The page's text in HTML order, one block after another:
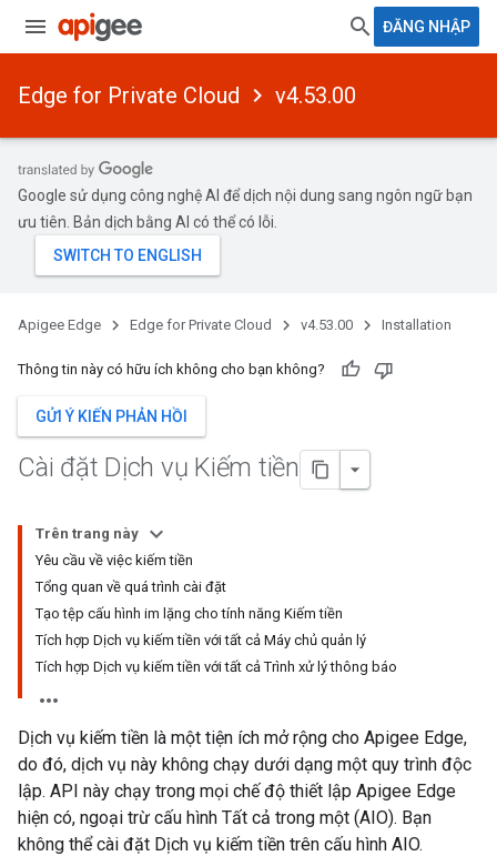
ĐĂNG NHẬP
Edge for Private Cloud v4.53.00
Google sử dụng công nghệ AI để dịch nội dung sang ngôn ngữ bạn
ưu tiên. Bản dịch bằng AI có thể có lỗi.
Apigee Edge Edge for Private Cloud v4.53.00 Installation
Thông tin này có hữu ích không cho bạn không?
GỬI Ý KIẾN PHẢN HỒI
Cài đặt Dịch vụ Kiếm tiền
Trên trang này
Yêu cầu về việc kiếm tiền
Tổng quan về quá trình cài đặt
Tạo tệp cấu hình im lặng cho tính năng Kiếm tiền
Tích hợp Dịch vụ kiếm tiền với tất cả Máy chủ quản lý
Tích hợp Dịch vụ kiếm tiền với tất cả Trình xử lý thông báo
Dịch vụ kiếm tiền là một tiện ích mở rộng cho Apigee Edge,
do đó, dịch vụ này không chạy dưới dạng một quy trình độc
lập. API này chạy trong mọi chế độ thiết lập Apigee Edge
hiện có, ngoại trừ cấu hình Tất cả trong một (AIO). Bạn
không thể cài đặt Dịch vụ kiếm tiền trên cấu hình AIO.